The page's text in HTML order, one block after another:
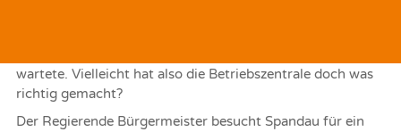
wartete. Vielleicht hat also die Betriebszentrale doch was
richtig gemacht?
Der Regierende Bürgermeister besucht Spandau für ein